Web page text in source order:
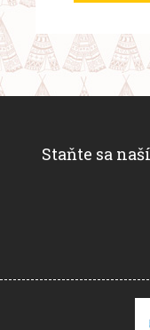
Staňte sa